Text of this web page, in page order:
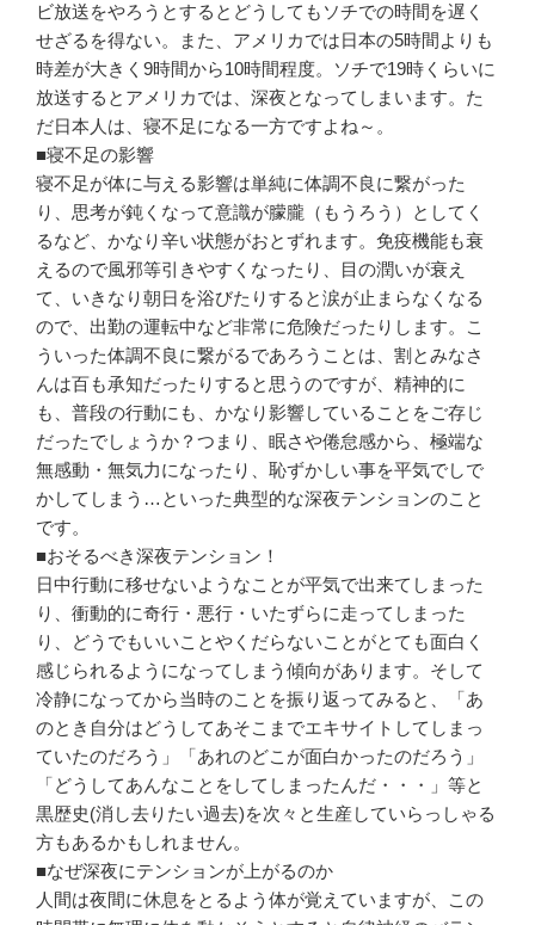
ビ放送をやろうとするとどうしてもソチでの時間を遅く
せざるを得ない。また、アメリカでは日本の5時間よりも
時差が大きく9時間から10時間程度。ソチで19時くらいに
放送するとアメリカでは、深夜となってしまいます。た
だ日本人は、寝不足になる一方ですよね～。
■寝不足の影響
寝不足が体に与える影響は単純に体調不良に繋がった
り、思考が鈍くなって意識が朦朧（もうろう）としてく
るなど、かなり辛い状態がおとずれます。免疫機能も衰
えるので風邪等引きやすくなったり、目の潤いが衰え
て、いきなり朝日を浴びたりすると涙が止まらなくなる
ので、出勤の運転中など非常に危険だったりします。こ
ういった体調不良に繋がるであろうことは、割とみなさ
んは百も承知だったりすると思うのですが、精神的に
も、普段の行動にも、かなり影響していることをご存じ
だったでしょうか？つまり、眠さや倦怠感から、極端な
無感動・無気力になったり、恥ずかしい事を平気でしで
かしてしまう…といった典型的な深夜テンションのこと
です。
■おそるべき深夜テンション！
日中行動に移せないようなことが平気で出来てしまった
り、衝動的に奇行・悪行・いたずらに走ってしまった
り、どうでもいいことやくだらないことがとても面白く
感じられるようになってしまう傾向があります。そして
冷静になってから当時のことを振り返ってみると、「あ
のとき自分はどうしてあそこまでエキサイトしてしまっ
ていたのだろう」「あれのどこが面白かったのだろう」
「どうしてあんなことをしてしまったんだ・・・」等と
黒歴史(消し去りたい過去)を次々と生産していらっしゃる
方もあるかもしれません。
■なぜ深夜にテンションが上がるのか
人間は夜間に休息をとるよう体が覚えていますが、この